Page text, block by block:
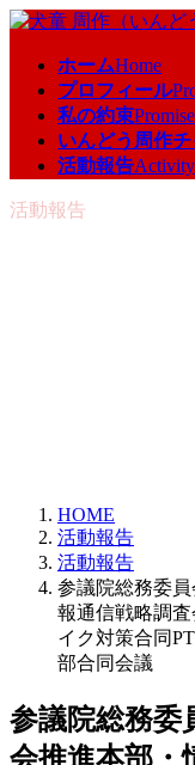
コ
ッ
ナ
移
ホームHome
プロフィール
私の約束Promise
いんどう周作
活動報告
活動報告
HOME
活動報告
活動報告
参議院総務委
報通信戦略調
イク対策合同
部合同会議
参議院総務委
会推進本部・